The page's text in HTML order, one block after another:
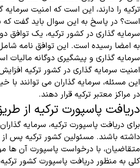
ترکیه را دارند، این است که امنیت
است؟ در پاسخ به این سوال باید گفت که
سرمایه گذاری در کشور ترکیه، یک توافق
به امضا رسیده است. این توافق نامه
سرمایه گذاری و پیشگیری دوگانه مالیات
امنیت سرمایه گذاری در کشور ترکیه
این مسئله، سرمایه گذاران می توانند با
در مراکز معتبر ترکیه قرار دهند.
دریافت پاسپورت ترکیه از
برای دریافت پاسپورت ترکیه، سرمایه
داشته باشند. مسئولین کشور ترکیه پس از
متقاضیان، با درخواست پاسپورت آن ها
کلی به منظور دریافت پاسپورت کشور